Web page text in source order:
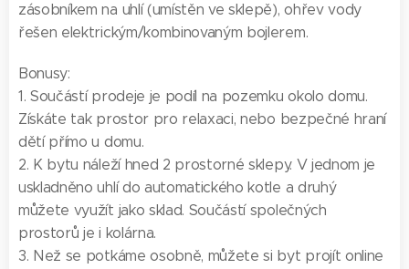
zásobníkem na uhlí (umístěn ve sklepě), ohřev vody
řešen elektrickým/kombinovaným bojlerem.
Bonusy:
1. Součástí prodeje je podíl na pozemku okolo domu.
Získáte tak prostor pro relaxaci, nebo bezpečné hraní
dětí přímo u domu.
2. K bytu náleží hned 2 prostorné sklepy. V jednom je
uskladněno uhlí do automatického kotle a druhý
můžete využít jako sklad. Součástí společných
prostorů je i kolárna.
3. Než se potkáme osobně, můžete si byt projít online